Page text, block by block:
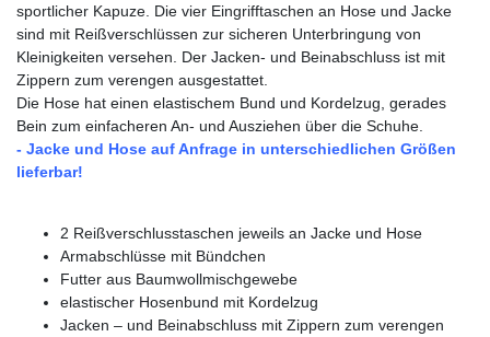
sportlicher Kapuze. Die vier Eingrifftaschen an Hose und Jacke
sind mit Reißverschlüssen zur sicheren Unterbringung von
Kleinigkeiten versehen. Der Jacken- und Beinabschluss ist mit
Zippern zum verengen ausgestattet.
Die Hose hat einen elastischem Bund und Kordelzug, gerades
Bein zum einfacheren An- und Ausziehen über die Schuhe.
- Jacke und Hose auf Anfrage in unterschiedlichen Größen
lieferbar!
2 Reißverschlusstaschen jeweils an Jacke und Hose
Armabschlüsse mit Bündchen
Futter aus Baumwollmischgewebe
elastischer Hosenbund mit Kordelzug
Jacken – und Beinabschluss mit Zippern zum verengen